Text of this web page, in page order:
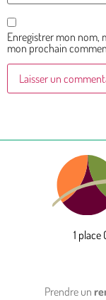
Enregistrer mon nom,
mon prochain
1 place
Prendre un